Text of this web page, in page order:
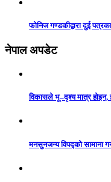
फोनिज गण्डकीद्वारा दुई
नेपाल अपडेट
विकासले भू–दृश्य मात्र होइन,
मनसुनजन्य विपद्को सामाना